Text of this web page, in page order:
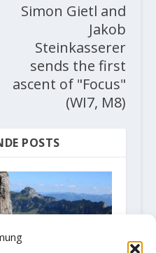
Simon Gietl and
Jakob
Steinkasserer
sends the first
ascent of "Focus"
(WI7, M8)
POSTS